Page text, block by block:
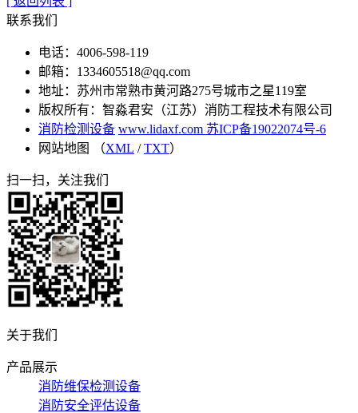
联系我们
电话：4006-598-119
邮箱：1334605518@qq.com
地址：苏州市常熟市黄河路275号城市之星119室
版权所有：智淼君安（江苏）消防工程技术有限公司
消防检测设备 www.lidaxf.com 苏ICP备19022074号-6
网站地图 （XML /TXT）
扫一扫，关注我们
关于我们
产品展示
消防维保检测设备
消防安全评估设备